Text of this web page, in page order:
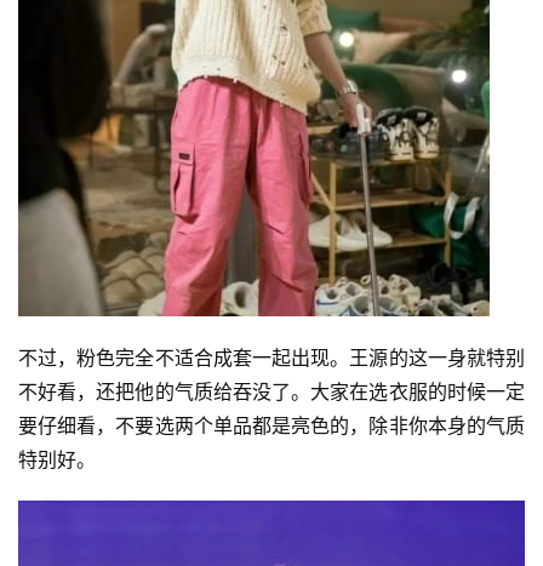
不过，粉色完全不适合成套一起出现。王源的这一身就特别
不好看，还把他的气质给吞没了。大家在选衣服的时候一定
要仔细看，不要选两个单品都是亮色的，除非你本身的气质
特别好。